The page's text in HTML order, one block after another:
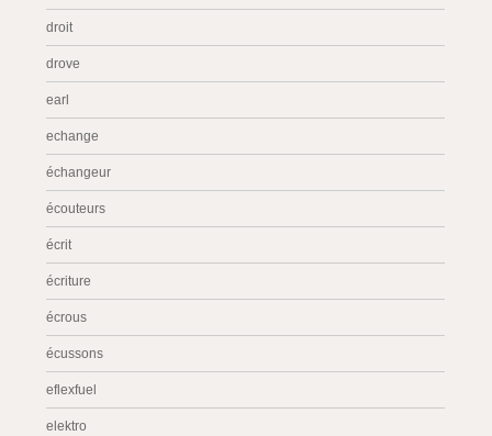
droit
drove
earl
echange
échangeur
écouteurs
écrit
écriture
écrous
écussons
eflexfuel
elektro